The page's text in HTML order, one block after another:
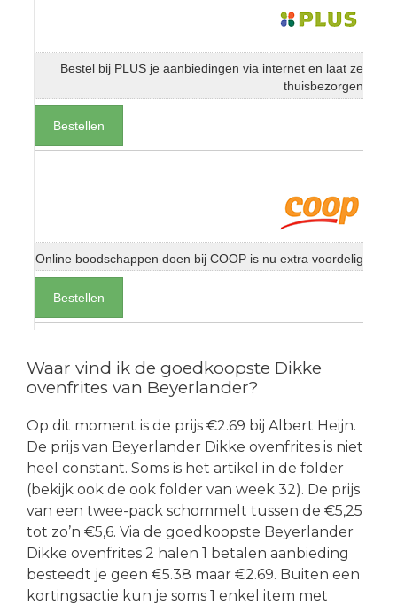
Bestel bij PLUS je aanbiedingen via internet en laat ze
thuisbezorgen
Bestellen
Online boodschappen doen bij COOP is nu extra voordelig
Bestellen
Waar vind ik de goedkoopste Dikke
ovenfrites van Beyerlander?
Op dit moment is de prijs €2.69 bij Albert Heijn.
De prijs van Beyerlander Dikke ovenfrites is niet
heel constant. Soms is het artikel in de folder
(bekijk ook de ook folder van week 32). De prijs
van een twee-pack schommelt tussen de €5,25
tot zo’n €5,6. Via de goedkoopste Beyerlander
Dikke ovenfrites 2 halen 1 betalen aanbieding
besteedt je geen €5.38 maar €2.69. Buiten een
kortingsactie kun je soms 1 enkel item met